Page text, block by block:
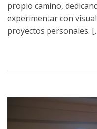
propio camino,
experimentar con
proyectos personales.